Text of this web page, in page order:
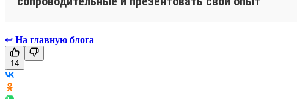
↩ На главную блога
14